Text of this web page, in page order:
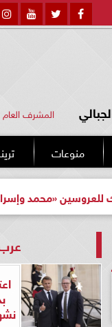
المشرف العام
منوعات
«محمد وإسراء»